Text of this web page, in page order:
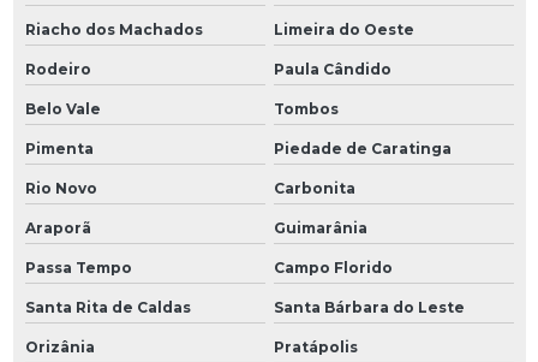
Riacho dos Machados Limeira do Oeste
Rodeiro Paula Cândido
Belo Vale Tombos
Pimenta Piedade de Caratinga
Rio Novo Carbonita
Araporã Guimarânia
Passa Tempo Campo Florido
Santa Rita de Caldas Santa Bárbara do Leste
Orizânia Pratápolis